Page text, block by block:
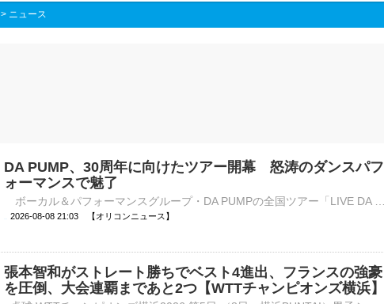
> ニュース
DA PUMP、30周年に向けたツアー開幕 怒涛のダンスパフ
ォーマンスで魅了
2026-08-08 21:03 【オリコンニュース】
張本智和がストレート勝ちでベスト4進出、フランスの強豪
を圧倒、大会連覇まであと2つ【WTTチャンピオンズ横浜】